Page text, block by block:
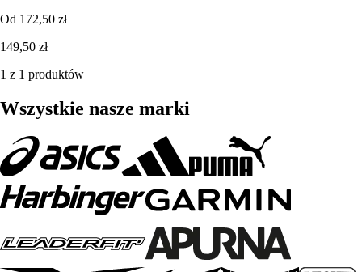
Od 172,50 zł
149,50 zł
1 z 1 produktów
Wszystkie nasze marki